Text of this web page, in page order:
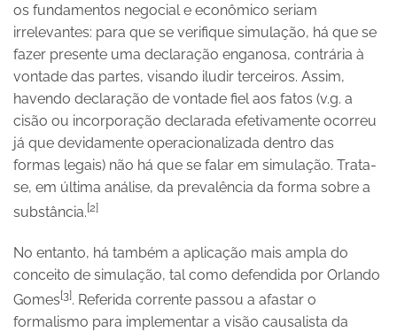
os fundamentos negocial e econômico seriam
irrelevantes: para que se verifique simulação, há que se
fazer presente uma declaração enganosa, contrária à
vontade das partes, visando iludir terceiros. Assim,
havendo declaração de vontade fiel aos fatos (v.g. a
cisão ou incorporação declarada efetivamente ocorreu
já que devidamente operacionalizada dentro das
formas legais) não há que se falar em simulação. Trata-
se, em última análise, da prevalência da forma sobre a
substância.[2]
No entanto, há também a aplicação mais ampla do
conceito de simulação, tal como defendida por Orlando
Gomes[3]. Referida corrente passou a afastar o
formalismo para implementar a visão causalista da